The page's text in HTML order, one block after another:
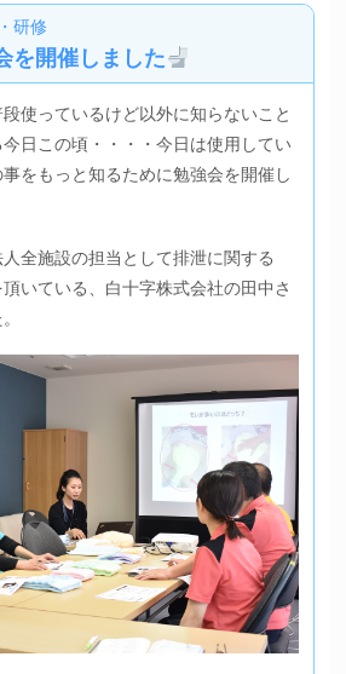
研修
を開催しました
使っているけど以外に知らないこと
日この頃・・・・今日は使用してい
をもっと知るために勉強会を開催し
全施設の担当として排泄に関する
いている、白十字株式会社の田中さ